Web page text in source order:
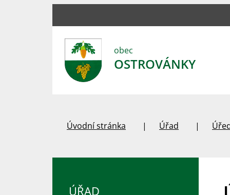
obec
OSTROVÁNKY
Úvodní stránka Úřad
ÚŘAD